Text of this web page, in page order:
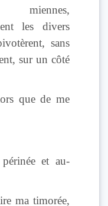
les divers
sans
sur un côté
que de me
et au-
ma timorée,